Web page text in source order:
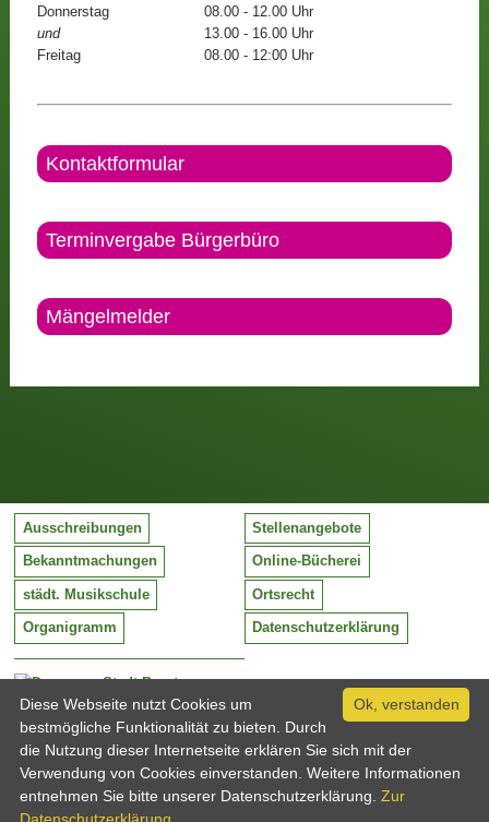
Donnerstag
08.00 - 12.00 Uhr
und
13.00 - 16.00 Uhr
Freitag
08.00 - 12:00 Uhr
Kontaktformular
Terminvergabe Bürgerbüro
Mängelmelder
Stadt Barntrup
Mittelstraße 38
32683 Barntrup
Tel:
Email:
05263 / 409-0
info@barntrup.de
Ausschreibungen Stellenangebote
Bekanntmachungen Online-Bücherei
städt. Musikschule Ortsrecht
Organigramm Datenschutzerklärung
Ok, verstanden
Diese Webseite nutzt Cookies um
bestmögliche Funktionalität zu bieten. Durch
die Nutzung dieser Internetseite erklären Sie sich mit der
Verwendung von Cookies einverstanden. Weitere Informationen
entnehmen Sie bitte unserer Datenschutzerklärung. Zur